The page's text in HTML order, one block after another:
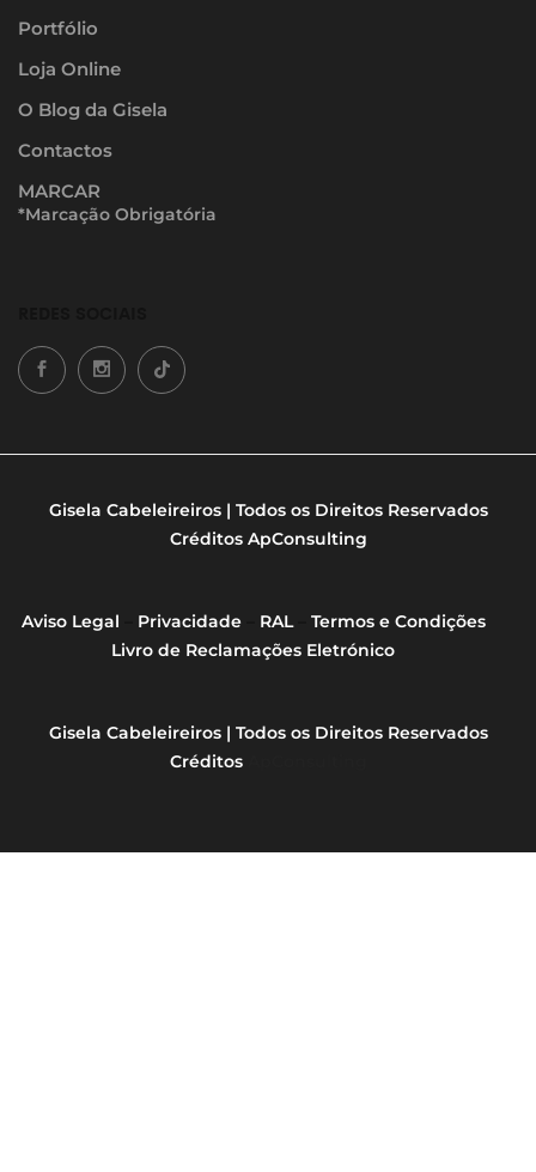
Portfólio
Loja Online
O Blog da Gisela
Contactos
MARCAR
*Marcação Obrigatória
Gisela Cabeleireiros | Todos os Direitos Reservados
Créditos ApConsulting
Aviso Legal Privacidade– RAL– Termos e Condições
Livro de Reclamações Eletrónico
Gisela Cabeleireiros | Todos os Direitos Reservados
Créditos